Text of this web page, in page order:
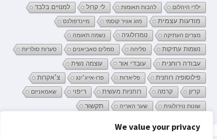
We value your privacy
ילדי היהלום להבות תאומות לי קרול למנויים בלבד
מודעות עצמית מזג אוויר קוסמי מיינדפולנס
מצרים העתיקה נומרולוגיה נשמה תאומה
נשמות עתיקות סליחה סמלים סאביאנים סערות סולריות
עבודה רוחנית עובדי אור
עוצמה נשית
פילוסופיה רוחנית
פליאדות פרו-אייג׳ינג צ׳אקרות
קריון קרמה רוחניות מעשית ריפוי שאמאניזם
שונות נוירולוגית שער האריה תקשור